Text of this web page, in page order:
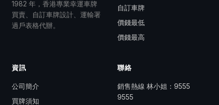
1982 年，香港專業幸運車牌
買賣、自訂車牌設計、運輸署
過戶表格代辦。
自訂車牌
價錢最低
價錢最高
資訊
公司簡介
買牌須知
聯絡
銷售熱線 林小姐： 9555
9555